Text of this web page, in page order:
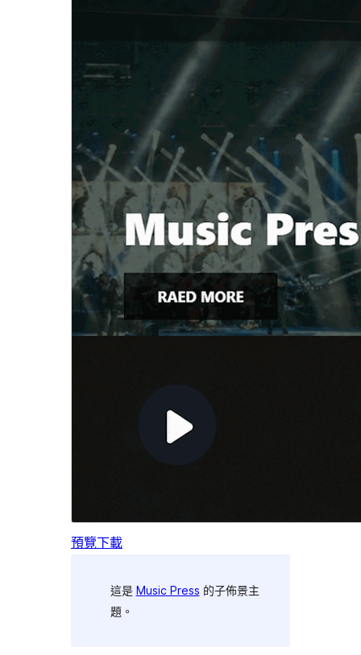
預覽下載
這是 Music Press 的子佈景主
題。